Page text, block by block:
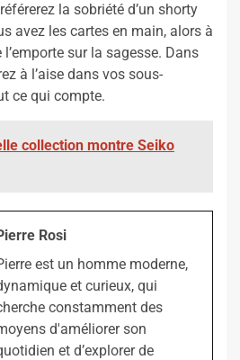
la sobriété d’un shorty
avez les cartes en main, alors à
sur la sagesse. Dans
à l’aise dans vos sous-
ce qui compte.
collection montre Seiko
Rosi
est un homme moderne,
et curieux, qui
constamment des
d'améliorer son
et d’explorer de